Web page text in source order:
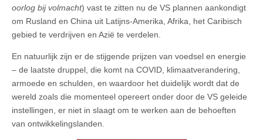
oorlog bij volmacht) vast te zitten nu de VS plannen aankondigt
om Rusland en China uit Latijns-Amerika, Afrika, het Caribisch
gebied te verdrijven en Azië te verdelen.
En natuurlijk zijn er de stijgende prijzen van voedsel en energie
– de laatste druppel, die komt na COVID, klimaatverandering,
armoede en schulden, en waardoor het duidelijk wordt dat de
wereld zoals die momenteel opereert onder door de VS geleide
instellingen, er niet in slaagt om te werken aan de behoeften
van ontwikkelingslanden.